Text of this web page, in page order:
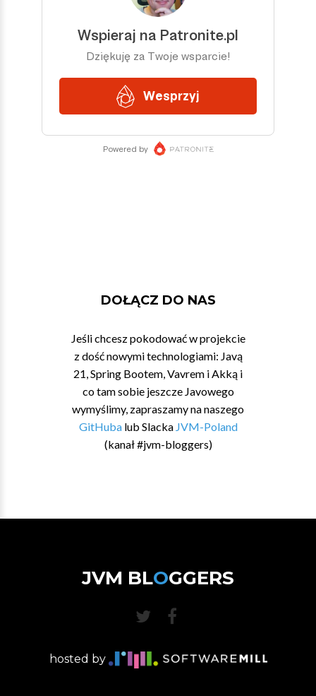
DOŁĄCZ DO NAS
Jeśli chcesz pokodować w projekcie
z dość nowymi technologiami: Javą
21, Spring Bootem, Vavrem i Akką i
co tam sobie jeszcze Javowego
wymyślimy, zapraszamy na naszego
GitHubalub Slacka JVM-Poland
(kanał #jvm-bloggers)
JVM BLOGGERS
hosted by